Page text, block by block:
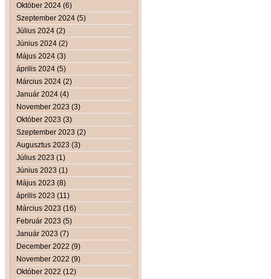
Október 2024 (6)
Szeptember 2024 (5)
Július 2024 (2)
Június 2024 (2)
Május 2024 (3)
április 2024 (5)
Március 2024 (2)
Január 2024 (4)
November 2023 (3)
Október 2023 (3)
Szeptember 2023 (2)
Augusztus 2023 (3)
Július 2023 (1)
Június 2023 (1)
Május 2023 (8)
április 2023 (11)
Március 2023 (16)
Február 2023 (5)
Január 2023 (7)
December 2022 (9)
November 2022 (9)
Október 2022 (12)